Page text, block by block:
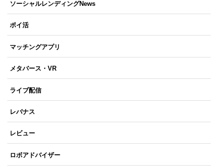
ソーシャルレンディングNews
ポイ活
マッチングアプリ
メタバース・VR
ライブ配信
レバナス
レビュー
ロボアドバイザー